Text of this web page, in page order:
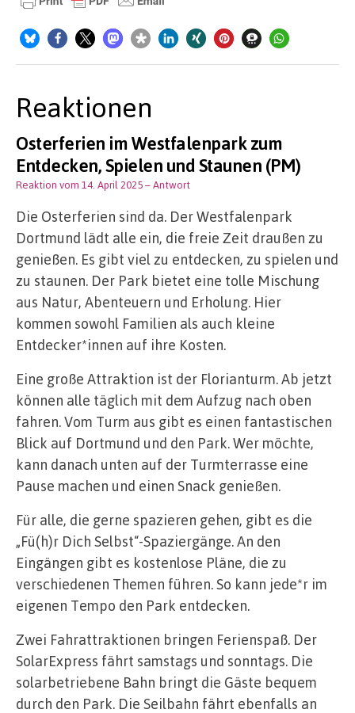
Reaktionen
Osterferien im Westfalenpark zum
Entdecken, Spielen und Staunen (PM)
Reaktion vom 14. April 2025– Antwort
Die Osterferien sind da. Der Westfalenpark
Dortmund lädt alle ein, die freie Zeit draußen zu
genießen. Es gibt viel zu entdecken, zu spielen und
zu staunen. Der Park bietet eine tolle Mischung
aus Natur, Abenteuern und Erholung. Hier
kommen sowohl Familien als auch kleine
Entdecker*innen auf ihre Kosten.
Eine große Attraktion ist der Florianturm. Ab jetzt
können alle täglich mit dem Aufzug nach oben
fahren. Vom Turm aus gibt es einen fantastischen
Blick auf Dortmund und den Park. Wer möchte,
kann danach unten auf der Turmterrasse eine
Pause machen und einen Snack genießen.
Für alle, die gerne spazieren gehen, gibt es die
„Fü(h)r Dich Selbst“-Spaziergänge. An den
Eingängen gibt es kostenlose Pläne, die zu
verschiedenen Themen führen. So kann jede*r im
eigenen Tempo den Park entdecken.
Zwei Fahrattraktionen bringen Ferienspaß. Der
SolarExpress fährt samstags und sonntags. Die
solarbetriebene Bahn bringt die Gäste bequem
durch den Park. Die Seilbahn fährt ebenfalls an